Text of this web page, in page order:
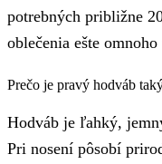
potrebných približne
oblečenia ešte
Prečo je pravý hodváb
Hodváb je ľahký,
Pri nosení pôsobí